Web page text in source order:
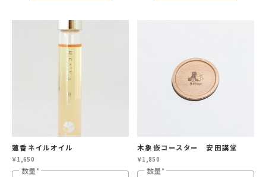
蓮香ネイルオイル
￥1,650
数量
木象嵌コースター 安田講堂
￥1,850
数量